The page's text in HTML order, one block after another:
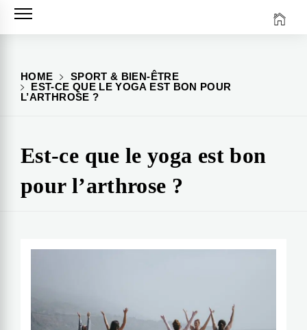
Skip
HOME
SPORT & BIEN-ÊTRE
EST-CE QUE LE YOGA EST BON POUR
L’ARTHROSE ?
Est-ce que le yoga est bon
pour l’arthrose ?